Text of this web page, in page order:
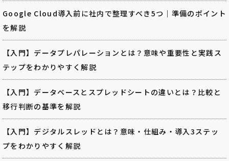
Google Cloud導入前に社内で整理すべき5つ｜準備のポイント
を解説
【入門】データプレパレーションとは？意味や重要性と実践ス
テップをわかりやすく解説
【入門】データベースとスプレッドシートの違いとは？比較と
移行判断の基準を解説
【入門】デジタルスレッドとは？意味・仕組み・導入3ステッ
プをわかりやすく解説